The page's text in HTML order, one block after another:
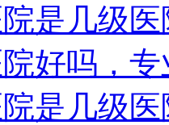
是几级医
好吗，专
是几级医